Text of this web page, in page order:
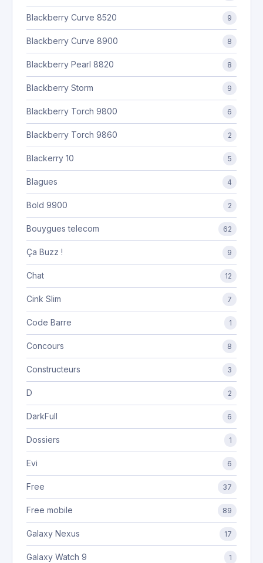
Blackberry Curve 8520 9
Blackberry Curve 8900 8
Blackberry Pearl 8820 8
Blackberry Storm 9
Blackberry Torch 9800 6
Blackberry Torch 9860 2
Blackerry 10 5
Blagues 4
Bold 9900 2
Bouygues telecom 62
Ça Buzz ! 9
Chat 12
Cink Slim 7
Code Barre 1
Concours 8
Constructeurs 3
D 2
DarkFull 6
Dossiers 1
Evi 6
Free 37
Free mobile 89
Galaxy Nexus 17
Galaxy Watch 9 1